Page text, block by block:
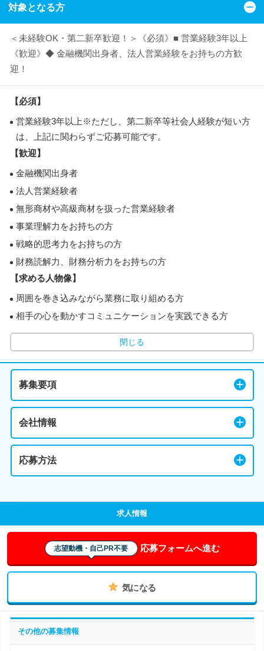
対象となる方
＜未経験OK・第二新卒歓迎！＞《必須》■ 営業経験3年以上
《歓迎》◆ 金融機関出身者、法人営業経験をお持ちの方歓
迎！
【必須】
営業経験3年以上※ただし、第二新卒等社会人経験が短い方
は、上記に関わらずご応募可能です。
【歓迎】
金融機関出身者
法人営業経験者
無形商材や高級商材を扱った営業経験者
事業理解力をお持ちの方
戦略的思考力をお持ちの方
財務読解力、財務分析力をお持ちの方
【求める人物像】
周囲を巻き込みながら業務に取り組める方
相手の心を動かすコミュニケーションを実践できる方
閉じる
募集要項
会社情報
応募方法
求人情報
志望動機・自己PR不要 応募フォームへ進む
気になる
その他の募集情報